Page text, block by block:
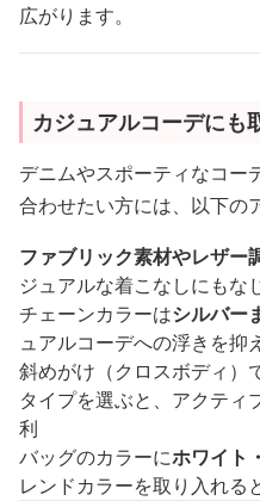
広がります。
カジュアルコーデにも
デニムやスポーティなコー
合わせたい方には、以下の
ファブリック素材やレザー
ジュアルな着こなしにもな
チェーンカラーはシルバー
ュアルコーデへの浮きを抑
斜めがけ（クロスボディ）
タイプを選ぶと、アクティ
利
バッグのカラーにホワイト
レンドカラーを取り入れる